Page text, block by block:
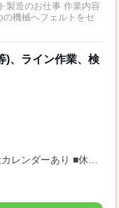
製造のお仕事 作業内容
の機械へフェルトをセ
)、ライン作業、検
■休日：土曜日、日曜日※土曜は会社カレンダーあり ■休暇：GW、夏季、年末年始、有給休暇あり